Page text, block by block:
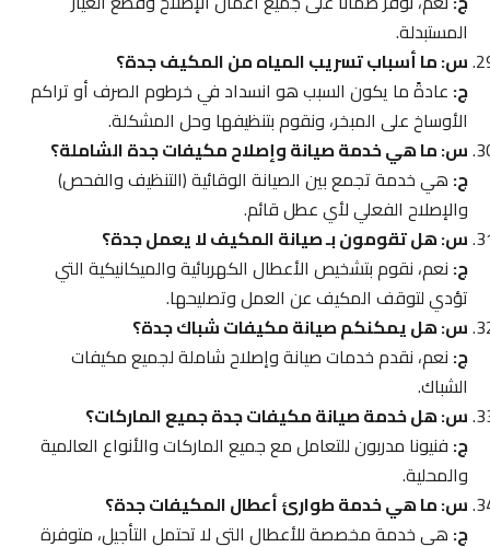
المستبدلة.
س: ما أسباب تسريب المياه من المكيف جدة؟
ج: عادةً ما يكون السبب هو انسداد في خرطوم الصرف أو تراكم
الأوساخ على المبخر، ونقوم بتنظيفها وحل المشكلة.
س: ما هي خدمة صيانة وإصلاح مكيفات جدة الشاملة؟
ج: هي خدمة تجمع بين الصيانة الوقائية (التنظيف والفحص)
والإصلاح الفعلي لأي عطل قائم.
س: هل تقومون بـ صيانة المكيف لا يعمل جدة؟
ج: نعم، نقوم بتشخيص الأعطال الكهربائية والميكانيكية التي
تؤدي لتوقف المكيف عن العمل وتصليحها.
س: هل يمكنكم صيانة مكيفات شباك جدة؟
ج: نعم، نقدم خدمات صيانة وإصلاح شاملة لجميع مكيفات
الشباك.
س: هل خدمة صيانة مكيفات جدة جميع الماركات؟
ج: فنيونا مدربون للتعامل مع جميع الماركات والأنواع العالمية
والمحلية.
س: ما هي خدمة طوارئ أعطال المكيفات جدة؟
ج: هي خدمة مخصصة للأعطال التي لا تحتمل التأجيل، متوفرة